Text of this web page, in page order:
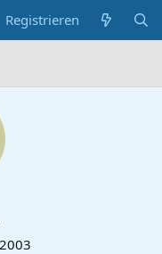
Registrieren